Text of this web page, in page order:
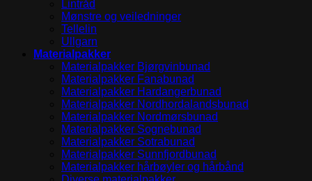
Lintråd
Mønstre og veiledninger
Tellelin
Ullgarn
Materialpakker
Materialpakker Bjørgvinbunad
Materialpakker Fanabunad
Materialpakker Hardangerbunad
Materialpakker Nordhordalandsbunad
Materialpakker Nordmørsbunad
Materialpakker Sognebunad
Materialpakker Sotrabunad
Materialpakker Sunnfjordbunad
Materialpakker hårbøyler og hårbånd